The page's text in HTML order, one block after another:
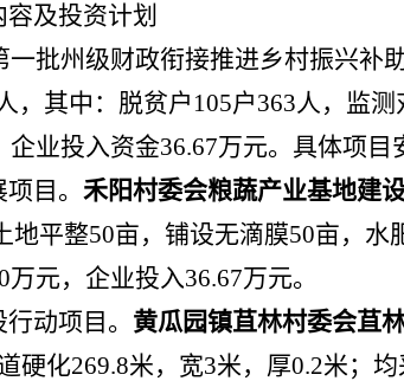
及投资计划
一批州级财政衔接推进乡村振兴补
，其中：脱贫户105户363人，监
业投入资金36.67万元。具体项目
项目。禾阳村委会粮蔬产业基地建设
地平整50亩，铺设无滴膜50亩，
元，企业投入36.67万元。
动项目。 黄瓜园镇苴林村委会苴
硬化269.8米，宽3米，厚0.2米；